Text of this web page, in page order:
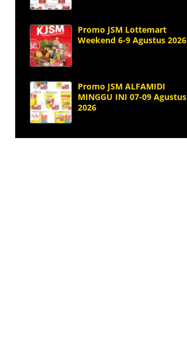
Promo JSM Lottemart
Weekend 6-9 Agustus 2026
Promo JSM ALFAMIDI
MINGGU INI 07-09 Agustus
2026